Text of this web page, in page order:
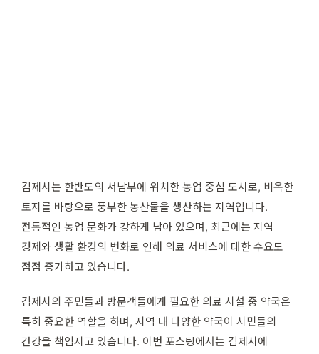
김제시는 한반도의 서남부에 위치한 농업 중심 도시로, 비옥한
토지를 바탕으로 풍부한 농산물을 생산하는 지역입니다.
전통적인 농업 문화가 강하게 남아 있으며, 최근에는 지역
경제와 생활 환경의 변화로 인해 의료 서비스에 대한 수요도
점점 증가하고 있습니다.
김제시의 주민들과 방문객들에게 필요한 의료 시설 중 약국은
특히 중요한 역할을 하며, 지역 내 다양한 약국이 시민들의
건강을 책임지고 있습니다. 이번 포스팅에서는 김제시에